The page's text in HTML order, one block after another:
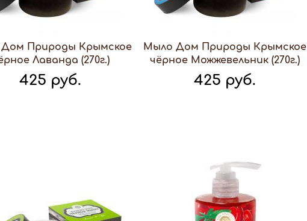
Природы Крымское
Лаванда (270г.)
425 руб.
Мыло Дом Природы Крымское
чёрное Можжевельник (270г.)
425 руб.